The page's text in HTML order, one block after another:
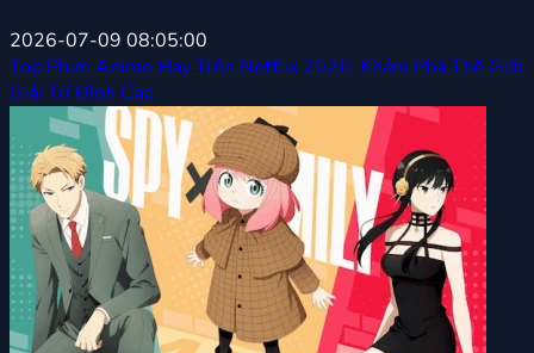
2026-07-09 08:05:00
Top Phim Anime Hay Trên Netflix 2026: Khám Phá Thế Giới
Giải Trí Đỉnh Cao